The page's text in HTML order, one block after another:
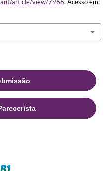
article/view/7966. Acesso em: